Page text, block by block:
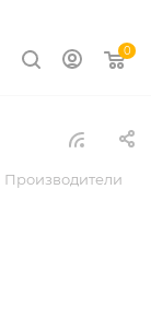
0
Производители